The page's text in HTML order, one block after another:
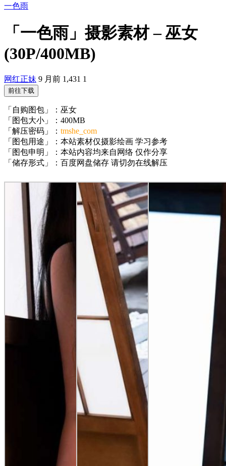
一色雨
「一色雨」摄影素材 – 巫女
(30P/400MB)
网红正妹 9 月前 1,431 1
前往下载
「自购图包」：巫女
「图包大小」：400MB
「解压密码」： tmshe_com
「图包用途」：本站素材仅摄影绘画 学习参考
「图包申明」：本站内容均来自网络 仅作分享
「储存形式」：百度网盘储存 请切勿在线解压